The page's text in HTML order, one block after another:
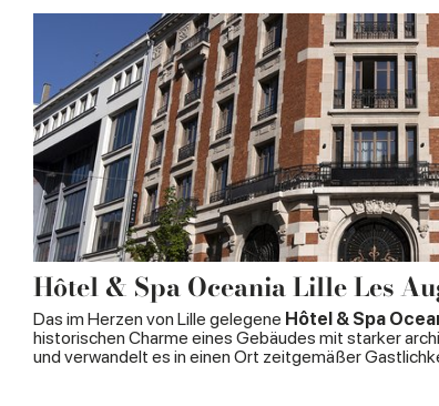
Hôtel & Spa Oceania Lille Les
Das im Herzen von Lille gelegene Hôtel & Spa
historischen Charme eines Gebäudes mit starker
und verwandelt es in einen Ort zeitgemäßer